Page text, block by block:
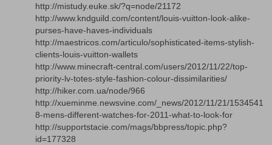
http://mistudy.euke.sk/?q=node/21172
http://www.kndguild.com/content/louis-vuitton-look-alike-
purses-have-haves-individuals
http://maestricos.com/articulo/sophisticated-items-stylish-
clients-louis-vuitton-wallets
http://www.minecraft-central.com/users/2012/11/22/top-
priority-lv-totes-style-fashion-colour-dissimilarities/
http://hiker.com.ua/node/966
http://xueminme.newsvine.com/_news/2012/11/21/1534541
8-mens-different-watches-for-2011-what-to-look-for
http://supportstacie.com/mags/bbpress/topic.php?
id=177328